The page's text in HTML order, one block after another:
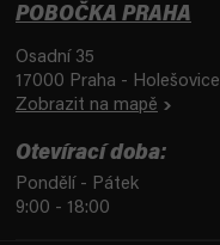
POBOČKA PRAHA
Osadní 35
17000 Praha - Holešovice
Zobrazit na mapě
Otevírací doba:
Pondělí - Pátek
9:00 - 18:00